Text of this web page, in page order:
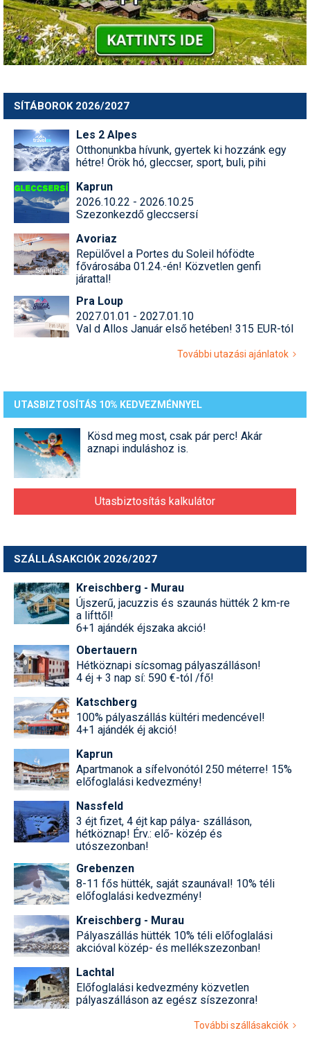
Termékajánló
Történelem
Utasbiztosítás
Utazási tippek
Védőfelszerelés
Wellness
SÍTÁBOROK 2026/2027
Les 2 Alpes
Otthonunkba hívunk, gyertek ki hozzánk egy
hétre! Örök hó, gleccser, sport, buli, pihi
Kaprun
2026.10.22 - 2026.10.25
Szezonkezdő gleccsersí
Avoriaz
Repülővel a Portes du Soleil hófödte
fővárosába 01.24.-én! Közvetlen genfi
járattal!
Pra Loup
2027.01.01 - 2027.01.10
Val d Allos Január első hetében! 315 EUR-tól
További utazási ajánlatok
UTASBIZTOSÍTÁS 10% KEDVEZMÉNNYEL
Kösd meg most, csak pár perc! Akár
aznapi induláshoz is.
Utasbiztosítás kalkulátor
SZÁLLÁSAKCIÓK 2026/2027
Kreischberg - Murau
Újszerű, jacuzzis és szaunás hütték 2 km-re
a lifttől!
6+1 ajándék éjszaka akció!
Obertauern
Hétköznapi sícsomag pályaszálláson!
4 éj + 3 nap sí: 590 €-tól /fő!
Katschberg
100% pályaszállás kültéri medencével!
4+1 ajándék éj akció!
Kaprun
Apartmanok a sífelvonótól 250 méterre! 15%
előfoglalási kedvezmény!
Nassfeld
3 éjt fizet, 4 éjt kap pálya- szálláson,
hétköznap! Érv.: elő- közép és
utószezonban!
Grebenzen
8-11 fős hütték, saját szaunával! 10% téli
előfoglalási kedvezmény!
Kreischberg - Murau
Pályaszállás hütték 10% téli előfoglalási
akcióval közép- és mellékszezonban!
Lachtal
Előfoglalási kedvezmény közvetlen
pályaszálláson az egész síszezonra!
További szállásakciók